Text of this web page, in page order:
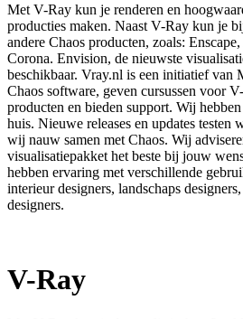
Met V-Ray kun je renderen en
producties maken. Naast V-Ray kun je
andere Chaos producten, zoals:
Corona. Envision, de nieuwste
beschikbaar. Vray.nl is een initiatief van
Chaos software, geven cursussen voor
producten en bieden support. Wij
huis. Nieuwe releases en updates
wij nauw samen met Chaos. Wij
visualisatiepakket het beste bij jouw
hebben ervaring met verschillende
interieur designers, landschaps
designers.
V-Ray